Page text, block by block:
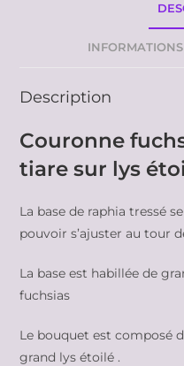
Description
Couronne
tiare sur lys
La base de raphia tressé
pouvoir s’ajuster au tour
La base est habillée de
fuchsias
Le bouquet est composé
grand lys étoilé .